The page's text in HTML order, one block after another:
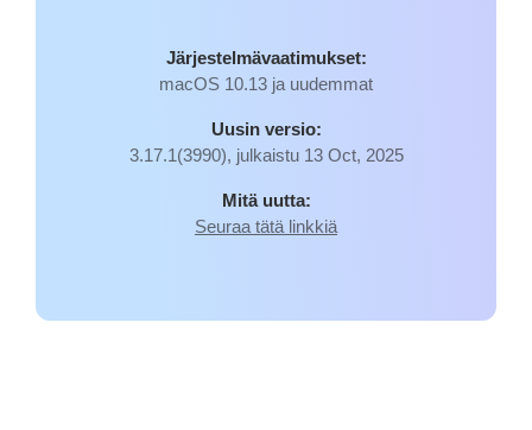
Järjestelmävaatimukset:
macOS 10.13 ja uudemmat
Uusin versio:
3.17.1(3990), julkaistu 13 Oct, 2025
Mitä uutta:
Seuraa tätä linkkiä